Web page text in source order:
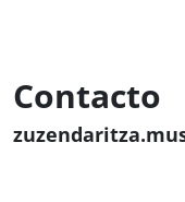
Contacto